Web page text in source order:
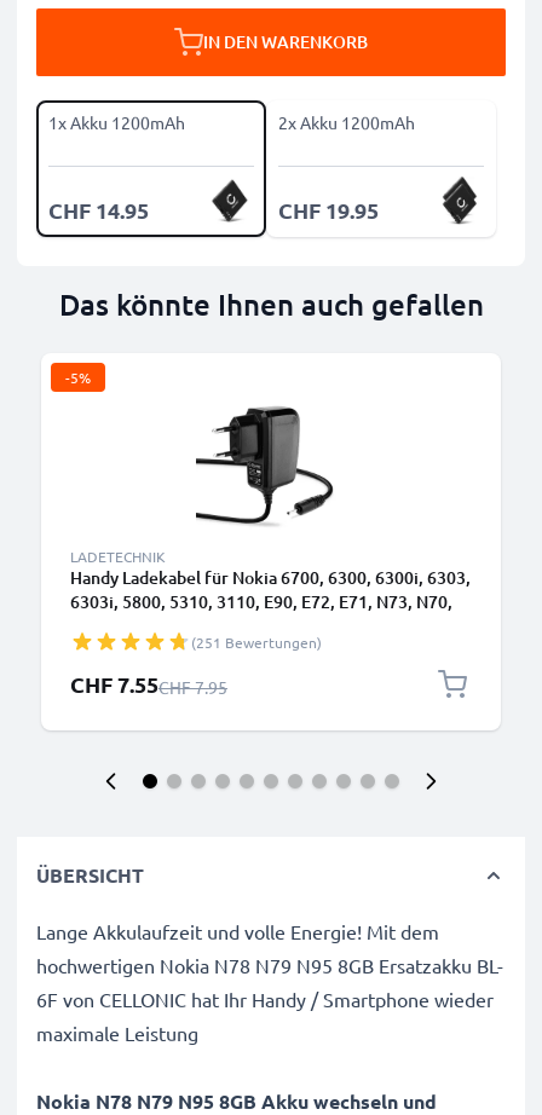
IN DEN WARENKORB
1x Akku 1200mAh
CHF 14.95
2x Akku 1200mAh
CHF 19.95
Das könnte Ihnen auch gefallen
-5%
LADETECHNIK
Handy Ladekabel für Nokia 6700, 6300, 6300i, 6303,
6303i, 5800, 5310, 3110, E90, E72, E71, N73, N70,
1.10m, Handyladekabel(251 Bewertungen)
Sonderpreis
CHF 7.55Regulärer Preis
CHF 7.95
ÜBERSICHT
Lange Akkulaufzeit und volle Energie! Mit dem
hochwertigen Nokia N78 N79 N95 8GB Ersatzakku BL-
6F von CELLONIC hat Ihr Handy / Smartphone wieder
maximale Leistung
Nokia N78 N79 N95 8GB Akku wechseln und